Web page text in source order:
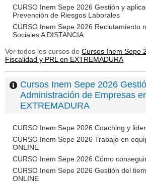
CURSO Inem Sepe 2026 Gestión y
Prevención de Riesgos Laborales
CURSO Inem Sepe 2026 Reclutamiento
Sociales A DISTANCIA
Ver todos los cursos de Cursos Inem Sepe
Fiscalidad y PRL en EXTREMADURA
Cursos Inem Sepe 2026
Administración de Empresas
EXTREMADURA
CURSO Inem Sepe 2026 Coaching y
CURSO Inem Sepe 2026 Trabajo en
ONLINE
CURSO Inem Sepe 2026 Cómo
CURSO Inem Sepe 2026 Gestión del
ONLINE